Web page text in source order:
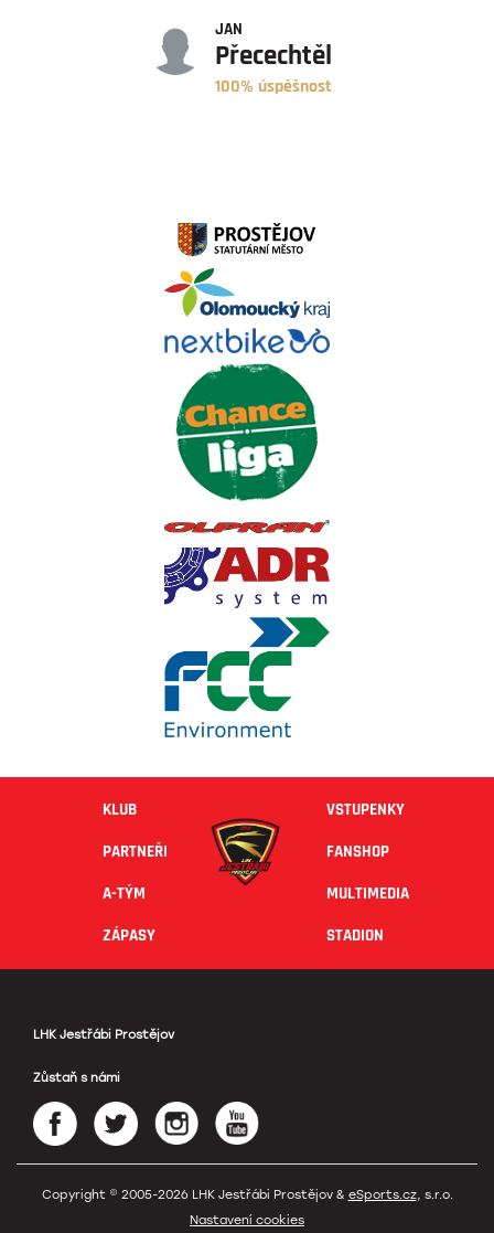
JAN
Přecechtěl
100% úspěšnost
KLUB
PARTNEŘI
A-TÝM
ZÁPASY
VSTUPENKY
FANSHOP
MULTIMEDIA
STADION
LHK Jestřábi Prostějov
Zůstaň s námi
Copyright © 2005-2026 LHK Jestřábi Prostějov & eSports.cz, s.r.o.
Nastavení cookies